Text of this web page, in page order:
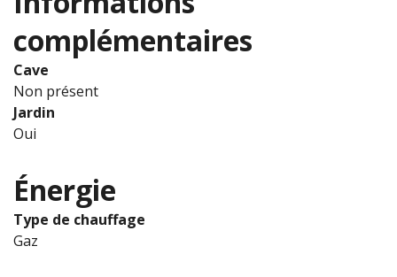
complémentaires
Cave
Non présent
Jardin
Oui
Énergie
Type de chauffage
Gaz